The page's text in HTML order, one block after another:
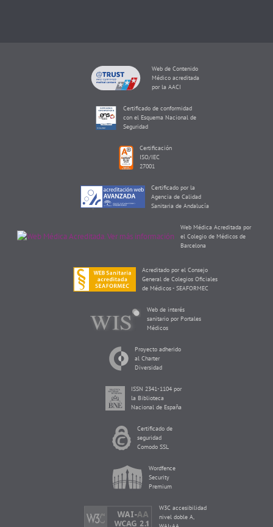
Web de Contenido
Médico acreditada
por la AACI
Certificado de conformidad
con el Esquema Nacional de
Seguridad
Certificación
ISO/IEC
27001
Certificado por la
Agencia de Calidad
Sanitaria de Andalucía
Web Médica Acreditada por
el Colegio de Médicos de
Barcelona
Acreditado por el Consejo
General de Colegios Oficiales
de Médicos - SEAFORMEC
Web de interés
sanitario por Portales
Médicos
Proyecto adherido
al Charter
Diversidad
ISSN 2341-1104 por
la Biblioteca
Nacional de España
Certificado de
seguridad
Comodo SSL
Wordfence
Security
Premium
W3C accesibilidad
nivel doble A,